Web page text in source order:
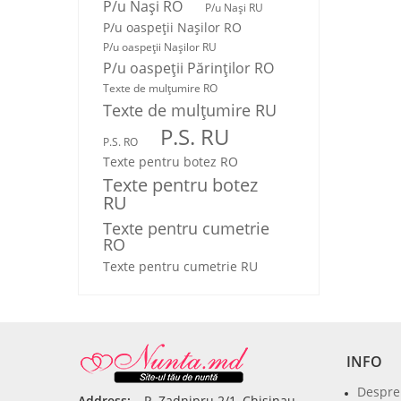
P/u Nași RO P/u Nași RU
P/u oaspeții Nașilor RO
P/u oaspeții Nașilor RU
P/u oaspeţii Părinţilor RO
Texte de mulţumire RO
Texte de mulţumire RU
P.S. RO P.S. RU
Texte pentru botez RO
Texte pentru botez
RU
Texte pentru cumetrie
RO
Texte pentru cumetrie RU
INFO